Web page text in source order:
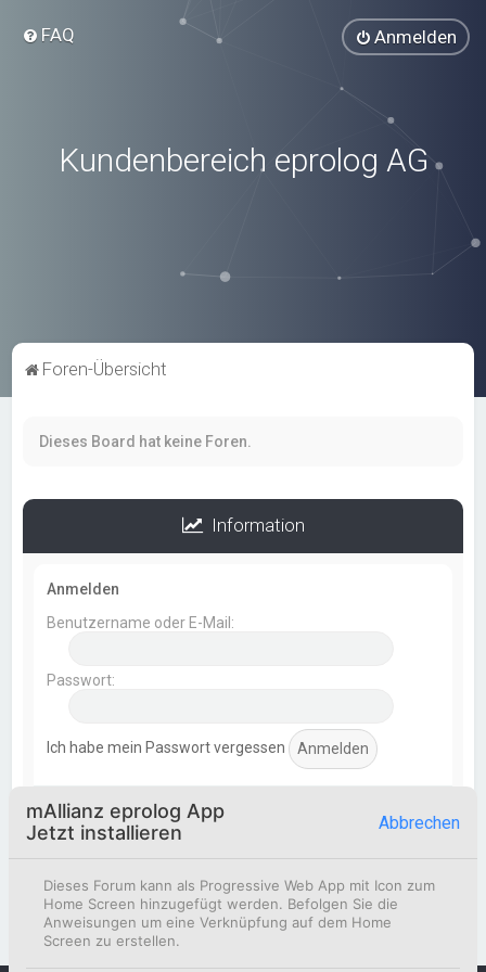
FAQ Anmelden
Kundenbereich eprolog AG
Foren-Übersicht
Dieses Board hat keine Foren.
Information
Anmelden
Benutzername oder E-Mail:
Passwort:
Ich habe mein Passwort vergessen
Statistik
Beiträge insgesamt
Korbinian Eismann
mAllianz eprolog App
Jetzt installieren
Abbrechen
Dieses Forum kann als Progressive Web App mit Icon zum
Home Screen hinzugefügt werden. Befolgen Sie die
Anweisungen um eine Verknüpfung auf dem Home
Screen zu erstellen.